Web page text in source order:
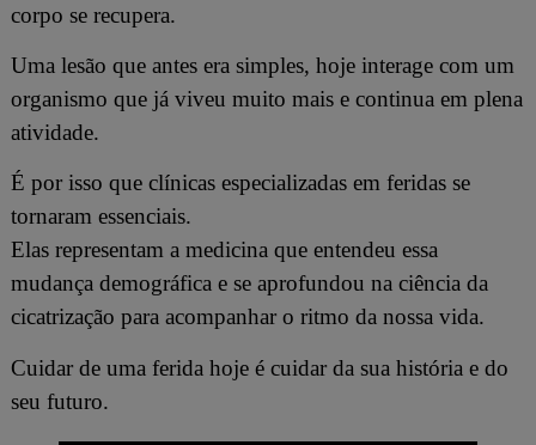
corpo se recupera.
Uma lesão que antes era simples, hoje interage com um
organismo que já viveu muito mais e continua em plena
atividade.
É por isso que clínicas especializadas em feridas se
tornaram essenciais.
Elas representam a medicina que entendeu essa
mudança demográfica e se aprofundou na ciência da
cicatrização para acompanhar o ritmo da nossa vida.
Cuidar de uma ferida hoje é cuidar da sua história e do
seu futuro.